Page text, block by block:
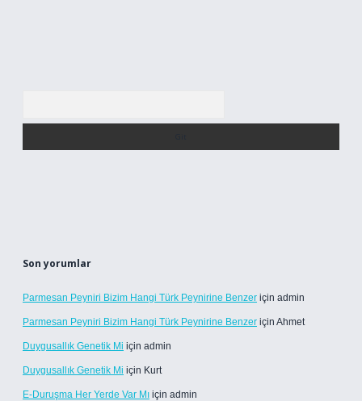
Son yorumlar
Parmesan Peyniri Bizim Hangi Türk Peynirine Benzer için admin
Parmesan Peyniri Bizim Hangi Türk Peynirine Benzer için Ahmet
Duygusallık Genetik Mi için admin
Duygusallık Genetik Mi için Kurt
E-Duruşma Her Yerde Var Mı için admin